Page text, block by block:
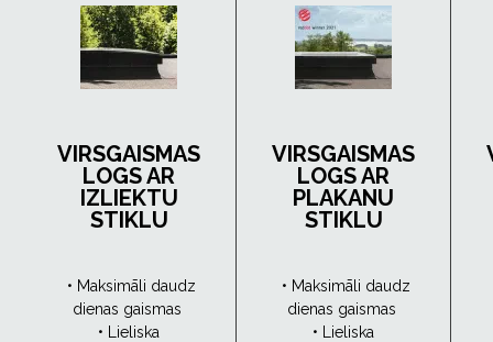
VIRSGAISMAS
LOGS AR
IZLIEKTU
STIKLU
• Maksimāli daudz
dienas gaismas
• Lieliska
VIRSGAISMAS
LOGS AR
PLAKANU
STIKLU
• Maksimāli daudz
dienas gaismas
• Lieliska